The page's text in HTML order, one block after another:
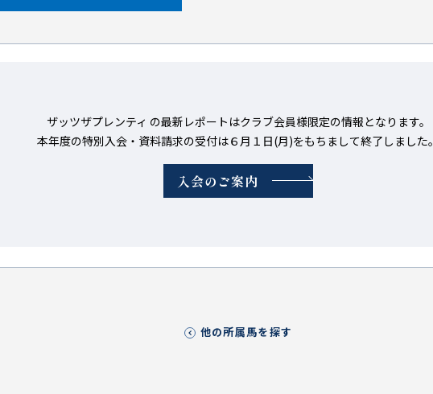
ザッツザプレンティ の最新レポートはクラブ会員様限定の情報となります。
本年度の特別入会・資料請求の受付は６月１日(月)をもちまして終了しました。
入会のご案内
他の所属馬を探す